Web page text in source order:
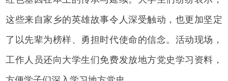
这些来自家乡的英雄故事令人深受触动，也更加坚定
了以先辈为榜样、勇担时代使命的信念。活动现场，
工作人员还向大学生们免费发放地方党史学习资料，